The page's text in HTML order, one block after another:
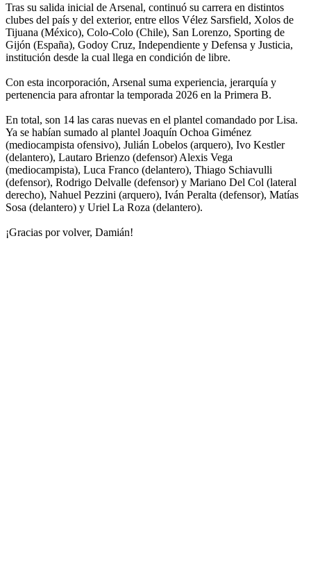
Tras su salida inicial de Arsenal, continuó su carrera en distintos
clubes del país y del exterior, entre ellos Vélez Sarsfield, Xolos de
Tijuana (México), Colo-Colo (Chile), San Lorenzo, Sporting de
Gijón (España), Godoy Cruz, Independiente y Defensa y Justicia,
institución desde la cual llega en condición de libre.
Con esta incorporación, Arsenal suma experiencia, jerarquía y
pertenencia para afrontar la temporada 2026 en la Primera B.
En total, son 14 las caras nuevas en el plantel comandado por Lisa.
Ya se habían sumado al plantel Joaquín Ochoa Giménez
(mediocampista ofensivo), Julián Lobelos (arquero), Ivo Kestler
(delantero), Lautaro Brienzo (defensor) Alexis Vega
(mediocampista), Luca Franco (delantero), Thiago Schiavulli
(defensor), Rodrigo Delvalle (defensor) y Mariano Del Col (lateral
derecho), Nahuel Pezzini (arquero), Iván Peralta (defensor), Matías
Sosa (delantero) y Uriel La Roza (delantero).
¡Gracias por volver, Damián!